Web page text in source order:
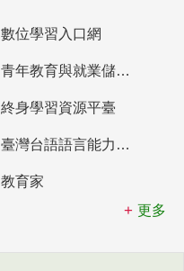
數位學習入口網
青年教育與就業儲蓄帳戶
終身學習資源平臺
臺灣台語語言能力認證網站
教育家
更多